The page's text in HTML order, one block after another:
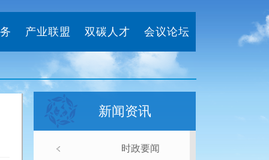
产业联盟 双碳人才 会议论坛
新闻资讯
时政要闻